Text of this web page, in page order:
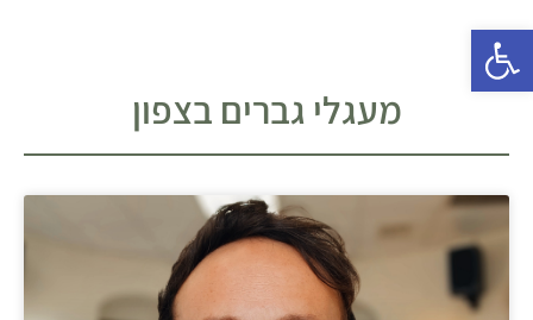
פתח סרגל נגישות
מעגלי גברים בצפון